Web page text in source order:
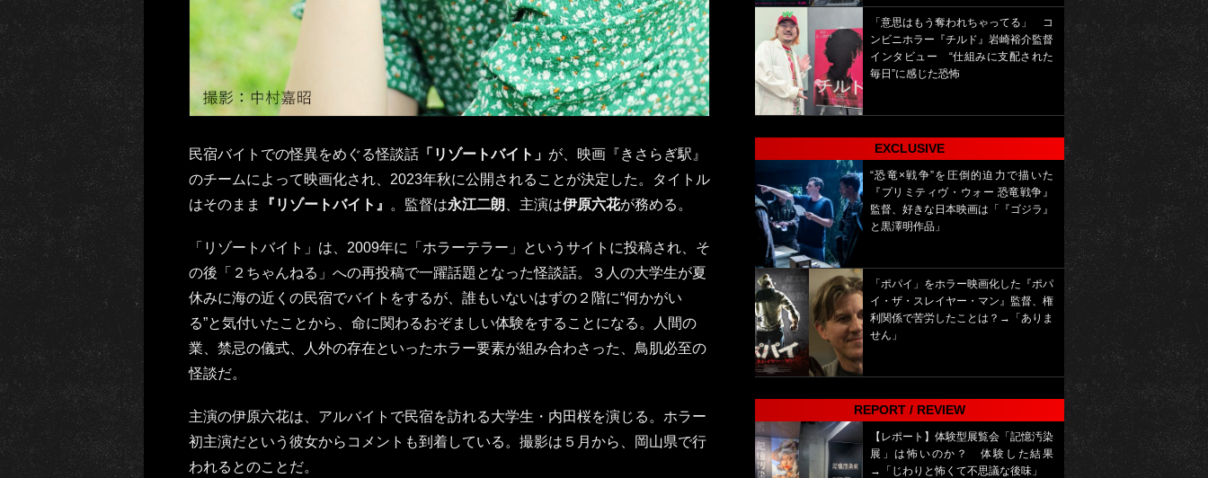
民宿バイトでの怪異をめぐる怪談話 「リゾートバイト」 が、映画『きさらぎ駅』
のチームによって映画化され、2023年秋に公開されることが決定した。タイトル
はそのまま
『リゾートバイト』 。監督は永江二朗 、主演は伊原六花が務める。
「リゾートバイト」は、2009年に「ホラーテラー」というサイトに投稿され、そ
の後「２ちゃんねる」への再投稿で一躍話題となった怪談話。３人の大学生が夏
休みに海の近くの民宿でバイトをするが、誰もいないはずの２階に“何かがい
る”と気付いたことから、命に関わるおぞましい体験をすることになる。人間の
業、禁忌の儀式、人外の存在といったホラー要素が組み合わさった、鳥肌必至の
怪談だ。
主演の伊原六花は、アルバイトで民宿を訪れる大学生・内田桜を演じる。ホラー
初主演だという彼女からコメントも到着している。撮影は５月から、岡山県で行
われるとのことだ。
「意思はもう奪われちゃってる」 コ
ンビニホラー『チルド』岩崎裕介監督
インタビュー “仕組みに支配された
毎日”に感じた恐怖
EXCLUSIVE
“恐竜×戦争”を圧倒的迫力で描いた
『プリミティヴ・ウォー 恐竜戦争』
監督、好きな日本映画は「『ゴジラ』
と黒澤明作品」
「ポパイ」をホラー映画化した『ポパ
イ・ザ・スレイヤー・マン』監督、権
利関係で苦労したことは？→「ありま
せん」
REPORT / REVIEW
【レポート】体験型展覧会「記憶汚染
展」は怖いのか？ 体験した結果
→「じわりと怖くて不思議な後味」